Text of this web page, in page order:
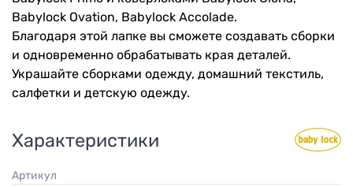
Babylock Ovation, Babylock Accolade.
Благодаря этой лапке вы сможете создавать сборки
и одновременно обрабатывать края деталей.
Украшайте сборками одежду, домашний текстиль,
салфетки и детскую одежду.
Характеристики
Артикул